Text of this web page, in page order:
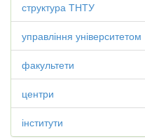
структура ТНТУ
управління університетом
факультети
центри
інститути